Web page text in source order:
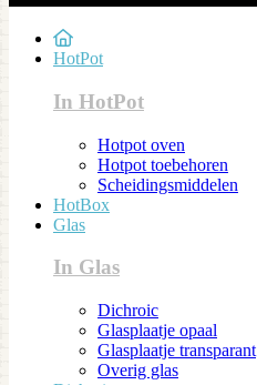
HotPot
In HotPot
Hotpot oven
Hotpot toebehoren
Scheidingsmiddelen
HotBox
Glas
In Glas
Dichroic
Glasplaatje opaal
Glasplaatje transparant
Overig glas